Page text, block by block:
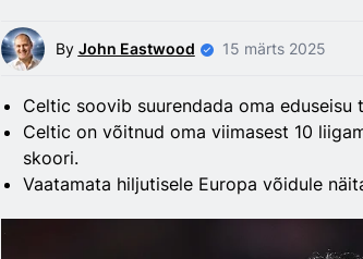
By John Eastwood 15 märts 2025
Celtic soovib suurendada oma eduseisu
Celtic on võitnud oma viimasest 10
skoori.
Vaatamata hiljutisele Europa võidule